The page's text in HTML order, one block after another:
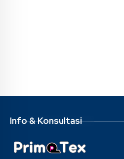
Info & Konsultasi